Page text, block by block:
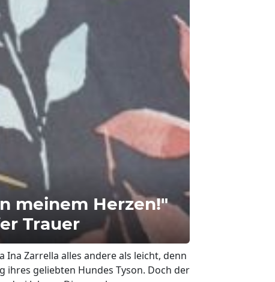
meinem Herzen!"
Trauer
Ina Zarrella alles andere als leicht, denn
ihres geliebten Hundes Tyson. Doch der